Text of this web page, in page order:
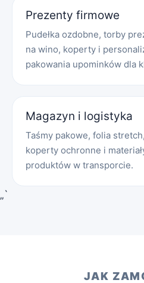
Prezenty firmowe
Pudełka ozdobne, torby
na wino, koperty i
pakowania upominków dla
Magazyn i logistyka
Taśmy pakowe, folia
koperty ochronne i
produktów w transporcie.
„`
JAK